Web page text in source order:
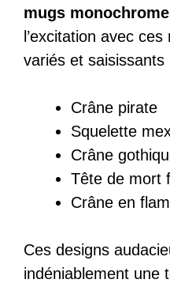
mugs
l’excitation avec
variés et saisissants
Crâne pirate
Squelette
Crâne
Tête de mort
Crâne en
Ces designs
indéniablement une